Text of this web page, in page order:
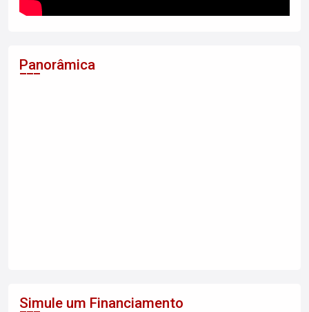
Panorâmica
Simule um Financiamento